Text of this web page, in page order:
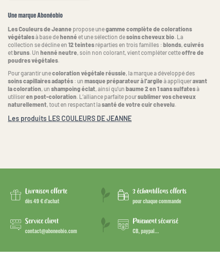
Une marque Abonéobio
Les Couleurs de Jeanne propose unegamme complète de colorations
végétalesà base dehennéet une sélection desoins cheveux bio. La
collection se décline en 12 teintes réparties en trois familles : blonds, cuivrés
etbruns. Un henné neutre, soin non colorant, vient compléter cetteoffre de
poudres végétales.
Pour garantir unecoloration végétale réussie, la marque a développé des
soins capillaires adaptés : un masque préparateur à l’argileà appliqueravant
la coloration, un shampoing éclat, ainsi qu’un baume 2 en 1 sans sulfatesà
utiliseren post-coloration. L’alliance parfaite poursublimer vos cheveux
naturellement, tout en respectant lasanté de votre cuir chevelu.
Les produits LES COULEURS DE JEANNE
Livraison offerte
dès 49 € d’achat
3 échantillons offerts
pour chaque commande
Service client
contact@aboneobio.com
Paiement sécurisé
CB, paypal...